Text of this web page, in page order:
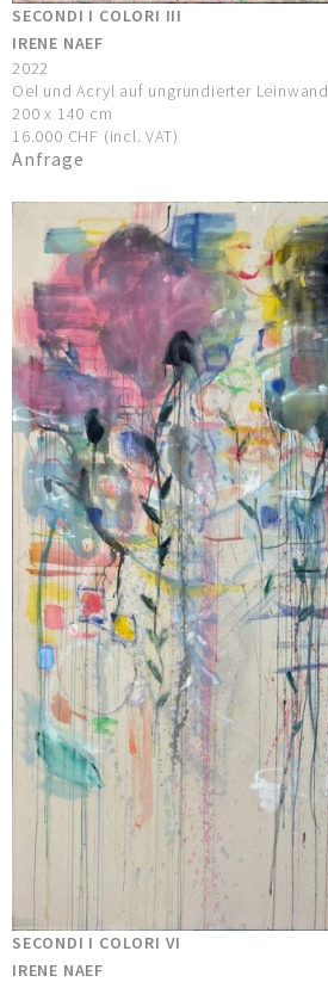
SECONDI I COLORI III
IRENE NAEF
2022
Oel und Acryl auf ungrundierter Leinwand
200 x 140 cm
16.000 CHF (incl. VAT)
Anfrage
SECONDI I COLORI VI
IRENE NAEF